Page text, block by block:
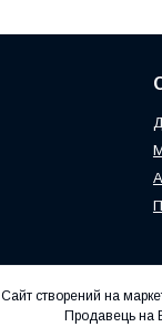
Сайт створений на
Продавець на